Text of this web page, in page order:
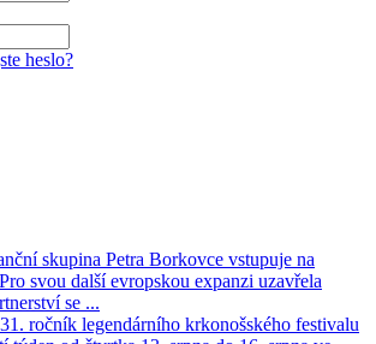
heslo?
skupina Petra Borkovce vstupuje na
svou další evropskou expanzi uzavřela
se ...
ročník legendárního krkonošského festivalu